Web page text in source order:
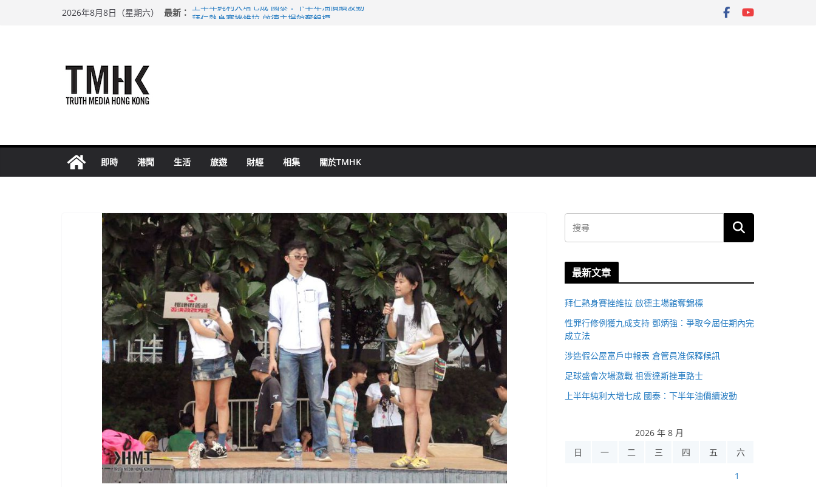
2026年8月8日（星期六） 最新： 上半年純利大增七成 國泰：下半年油價續波動
即時 港聞 生活 旅遊 財經 相集 關於TMHK
最新文章
拜仁熱身賽挫維拉 啟德主場館奪錦標
性罪行修例獲九成支持 鄧炳強：爭取今屆任期內完
成立法
涉造假公屋富戶申報表 倉管員准保釋候訊
足球盛會次場激戰 祖雲達斯挫車路士
上半年純利大增七成 國泰：下半年油價續波動
2026 年 8 月
日
一 二 三 四 五 六
1